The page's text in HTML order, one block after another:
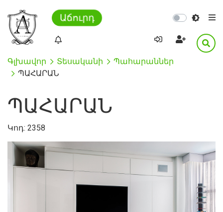
Աճուրդ
Գլխավոր Տեսականի
Պահարաններ
ՊԱՀԱՐԱՆ
ՊԱՀԱՐԱՆ
Կոդ: 2358